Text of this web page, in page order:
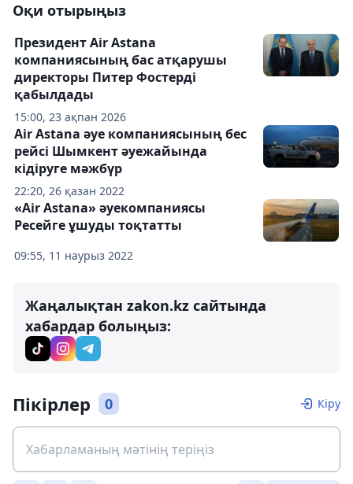
Оқи отырыңыз
15:00, 23 ақпан 2026
Президент Air Astana
компаниясының бас атқарушы
директоры Питер Фостерді
қабылдады
22:20, 26 қазан 2022
Air Astana әуе компаниясының бес
рейсі Шымкент әуежайында
кідіруге мәжбүр
09:55, 11 наурыз 2022
«Air Astana» әуекомпаниясы
Ресейге ұшуды тоқтатты
Жаңалықтан zakon.kz сайтында
хабардар болыңыз:
Пікірлер 0 Кіру